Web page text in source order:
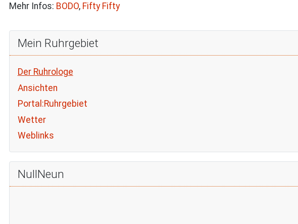
Mehr Infos: BODO, Fifty Fifty
Mein Ruhrgebiet
Der Ruhrologe
Ansichten
Portal:Ruhrgebiet
Wetter
Weblinks
NullNeun